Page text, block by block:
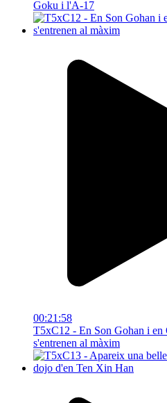
Goku i l'A-17
00:21:58
T5xC12 - En Son Gohan i en
s'entrenen al màxim